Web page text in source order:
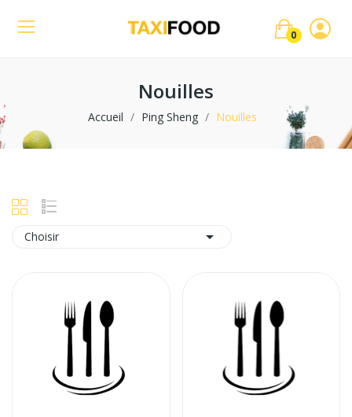
0
Nouilles
Accueil Ping Sheng Nouilles
Choisir 